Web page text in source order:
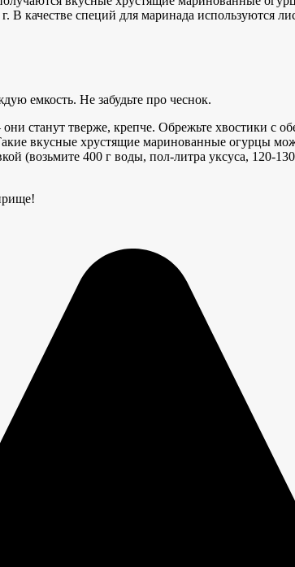
качестве специй для маринада используются
емкость. Не забудьте про чеснок.
станут тверже, крепче. Обрежьте хвостики с
вкусные хрустящие маринованные огурцы
(возьмите 400 г воды, пол-литра уксуса, 120-